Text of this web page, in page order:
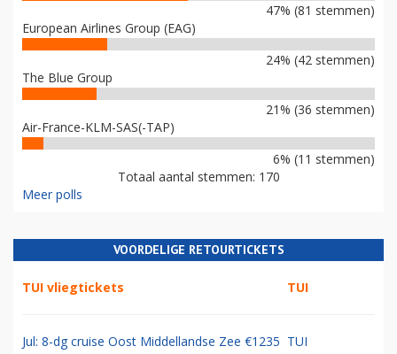
47% (81 stemmen)
European Airlines Group (EAG)
24% (42 stemmen)
The Blue Group
21% (36 stemmen)
Air-France-KLM-SAS(-TAP)
6% (11 stemmen)
Totaal aantal stemmen: 170
Meer polls
VOORDELIGE RETOURTICKETS
TUI vliegtickets TUI
Jul: 8-dg cruise Oost Middellandse Zee €1235 TUI